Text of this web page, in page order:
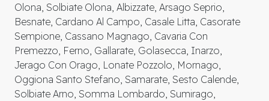
Olona, Solbiate Olona, Albizzate, Arsago Seprio,
Besnate, Cardano Al Campo, Casale Litta, Casorate
Sempione, Cassano Magnago, Cavaria Con
Premezzo, Ferno, Gallarate, Golasecca, Inarzo,
Jerago Con Orago, Lonate Pozzolo, Mornago,
Oggiona Santo Stefano, Samarate, Sesto Calende,
Solbiate Arno, Somma Lombardo, Sumirago,